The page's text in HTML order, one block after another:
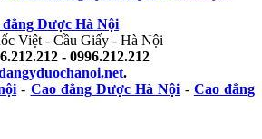
đẳng Dược Hà Nội
Việt - Cầu Giấy - Hà Nội
- 0996.212.212
.
- Cao đẳng Dược Hà Nội - Cao đẳng